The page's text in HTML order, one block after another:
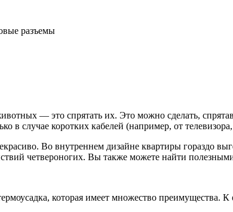
разъемы
— это спрятать их. Это можно сделать,
в случае коротких кабелей (например, от
Во внутреннем дизайне квартиры гораздо
четвероногих. Вы также можете найти
которая имеет множество преимущества.